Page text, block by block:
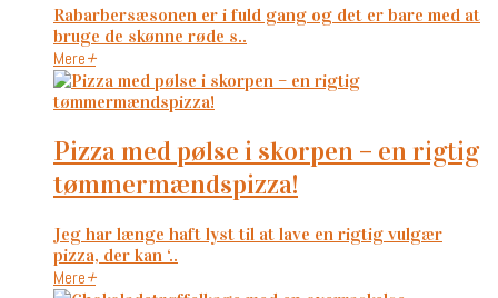
Rabarbersæsonen er i fuld gang og det er bare med at
bruge de skønne røde s..
Mere+
pizza med pølse i skorpen – en rigtig
tømmermændspizza!
Jeg har længe haft lyst til at lave en rigtig vulgær
pizza, der kan ‘..
Mere+